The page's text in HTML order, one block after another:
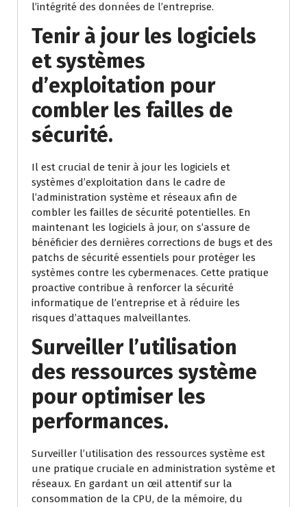
l’intégrité des données de l’entreprise.
Tenir à jour les logiciels
et systèmes
d’exploitation pour
combler les failles de
sécurité.
Il est crucial de tenir à jour les logiciels et
systèmes d’exploitation dans le cadre de
l’administration système et réseaux afin de
combler les failles de sécurité potentielles. En
maintenant les logiciels à jour, on s’assure de
bénéficier des dernières corrections de bugs et des
patchs de sécurité essentiels pour protéger les
systèmes contre les cybermenaces. Cette pratique
proactive contribue à renforcer la sécurité
informatique de l’entreprise et à réduire les
risques d’attaques malveillantes.
Surveiller l’utilisation
des ressources système
pour optimiser les
performances.
Surveiller l’utilisation des ressources système est
une pratique cruciale en administration système et
réseaux. En gardant un œil attentif sur la
consommation de la CPU, de la mémoire, du